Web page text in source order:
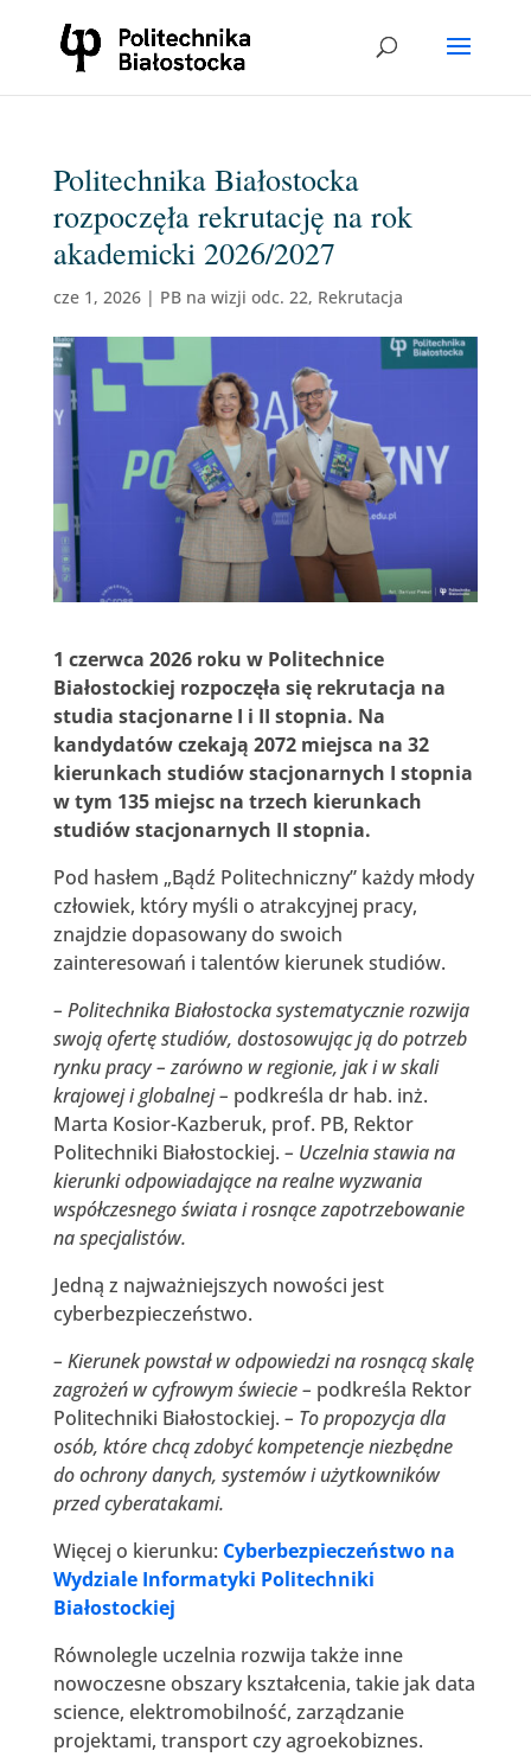
Politechnika Białostocka
rozpoczęła rekrutację na rok
akademicki 2026/2027
cze 1, 2026| PB na wizji odc. 22, Rekrutacja
1 czerwca 2026 roku w Politechnice
Białostockiej rozpoczęła się rekrutacja na
studia stacjonarne I i II stopnia. Na
kandydatów czekają 2072 miejsca na 32
kierunkach studiów stacjonarnych I stopnia
w tym 135 miejsc na trzech kierunkach
studiów stacjonarnych II stopnia.
Pod hasłem „Bądź Politechniczny” każdy młody
człowiek, który myśli o atrakcyjnej pracy,
znajdzie dopasowany do swoich
zainteresowań i talentów kierunek studiów.
– Politechnika Białostocka systematycznie rozwija
swoją ofertę studiów, dostosowując ją do potrzeb
rynku pracy – zarówno w regionie, jak i w skali
krajowej i globalnej – podkreśla dr hab. inż.
Marta Kosior-Kazberuk, prof. PB, Rektor
Politechniki Białostockiej. – Uczelnia stawia na
kierunki odpowiadające na realne wyzwania
współczesnego świata i rosnące zapotrzebowanie
na specjalistów.
Jedną z najważniejszych nowości jest
cyberbezpieczeństwo.
– Kierunek powstał w odpowiedzi na rosnącą skalę
zagrożeń w cyfrowym świecie – podkreśla Rektor
Politechniki Białostockiej. – To propozycja dla
osób, które chcą zdobyć kompetencje niezbędne
do ochrony danych, systemów i użytkowników
przed cyberatakami.
Więcej o kierunku: Cyberbezpieczeństwo na
Wydziale Informatyki Politechniki
Białostockiej
Równolegle uczelnia rozwija także inne
nowoczesne obszary kształcenia, takie jak data
science, elektromobilność, zarządzanie
projektami, transport czy agroekobiznes.